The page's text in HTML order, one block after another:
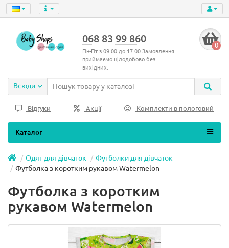
068 83 99 860
Пн-Пт з 09:00 до 17:00 Замовлення
приймаємо цілодобово без
вихідних.
0
Всюди
Відгуки Акції Комплекти в пологовий
Каталог
Одяг для дівчаток
Футболки для дівчаток
Футболка з коротким рукавом Watermelon
Футболка з коротким
рукавом Watermelon